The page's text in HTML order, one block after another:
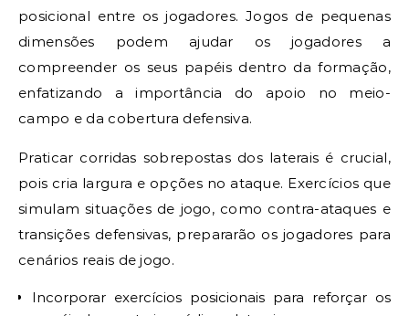
posicional entre os jogadores. Jogos de pequenas
dimensões podem ajudar os jogadores a
compreender os seus papéis dentro da formação,
enfatizando a importância do apoio no meio-
campo e da cobertura defensiva.
Praticar corridas sobrepostas dos laterais é crucial,
pois cria largura e opções no ataque. Exercícios que
simulam situações de jogo, como contra-ataques e
transições defensivas, prepararão os jogadores para
cenários reais de jogo.
Incorporar exercícios posicionais para reforçar os